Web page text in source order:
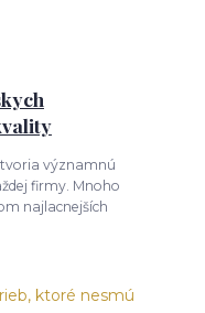
významnú
firmy. Mnoho
najlacnejších